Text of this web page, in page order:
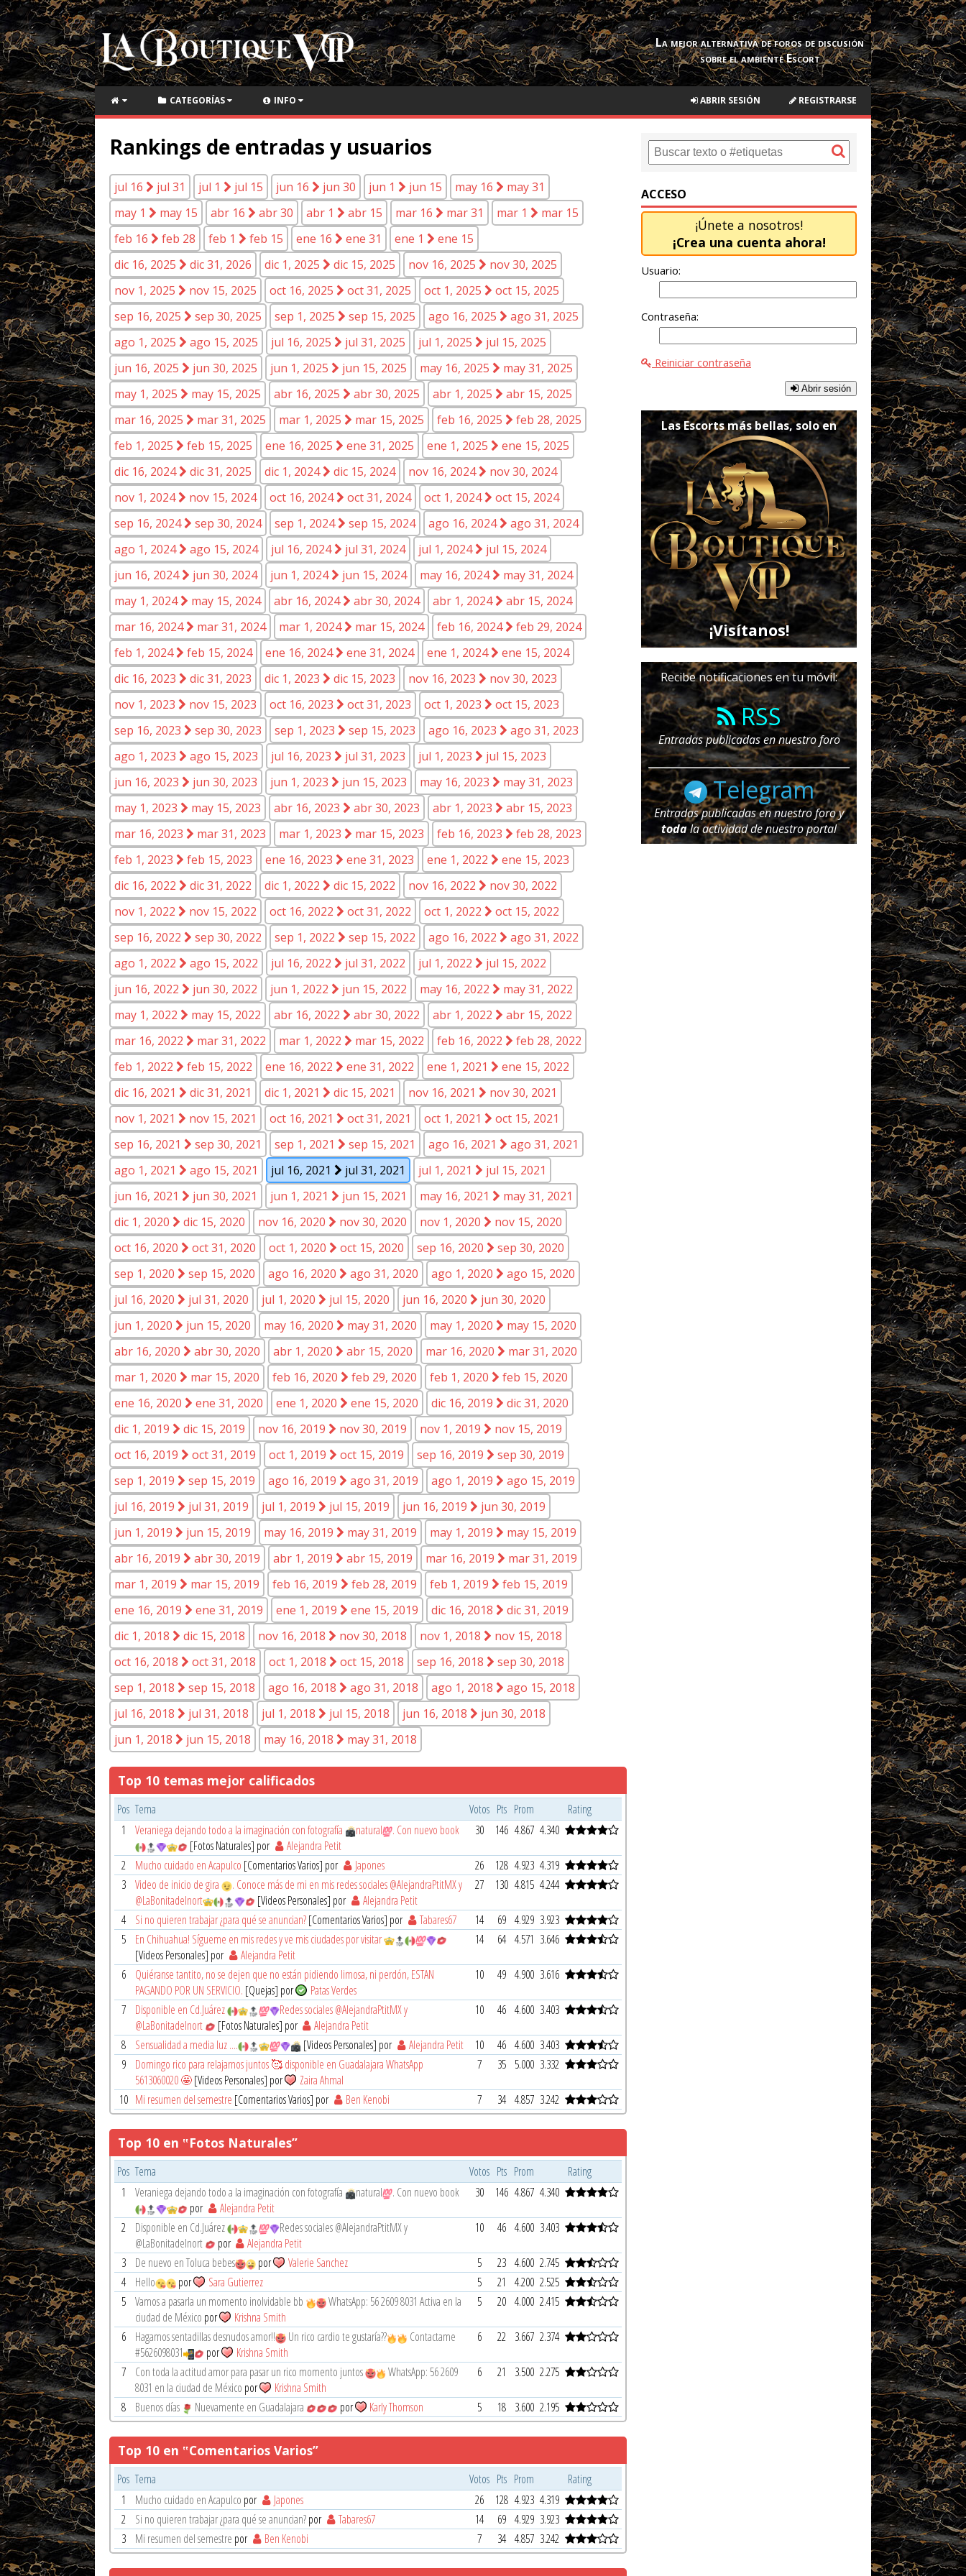
La mejor alternativa de foros de discusión
sobre el ambiente Escort
CATEGORÍAS INFO REGISTRARSE
ABRIR SESIÓN
Rankings de entradas y usuarios
jul 16 jul 31 jul 1 jul 15 jun 16 jun 30 jun 1 jun 15 may 16
may 31
may 1
may 15 abr 16 abr 30 abr 1 abr 15 mar 16 mar 31 mar 1
mar 15
feb 16
feb 28 feb 1 feb 15 ene 16 ene 31 ene 1
ene 15
dic 16, 2025
dic 31, 2026 dic 1, 2025 dic 15, 2025 nov 16, 2025
nov 30, 2025
nov 1, 2025
nov 15, 2025 oct 16, 2025 oct 31, 2025 oct 1, 2025
oct 15, 2025
sep 16, 2025
sep 30, 2025 sep 1, 2025 sep 15, 2025 ago 16, 2025
ago 31, 2025
ago 1, 2025
ago 15, 2025 jul 16, 2025 jul 31, 2025 jul 1, 2025
jul 15, 2025
jun 16, 2025
jun 30, 2025 jun 1, 2025 jun 15, 2025 may 16, 2025
may 31, 2025
may 1, 2025
may 15, 2025 abr 16, 2025 abr 30, 2025 abr 1, 2025
abr 15, 2025
mar 16, 2025
mar 31, 2025 mar 1, 2025 mar 15, 2025 feb 16, 2025
feb 28, 2025
feb 1, 2025
feb 15, 2025 ene 16, 2025 ene 31, 2025 ene 1, 2025
ene 15, 2025
dic 16, 2024
dic 31, 2025 dic 1, 2024 dic 15, 2024 nov 16, 2024
nov 30, 2024
nov 1, 2024
nov 15, 2024 oct 16, 2024 oct 31, 2024 oct 1, 2024
oct 15, 2024
sep 16, 2024
sep 30, 2024 sep 1, 2024 sep 15, 2024 ago 16, 2024
ago 31, 2024
ago 1, 2024
ago 15, 2024 jul 16, 2024 jul 31, 2024 jul 1, 2024
jul 15, 2024
jun 16, 2024
jun 30, 2024 jun 1, 2024 jun 15, 2024 may 16, 2024
may 31, 2024
may 1, 2024
may 15, 2024 abr 16, 2024 abr 30, 2024 abr 1, 2024
abr 15, 2024
mar 16, 2024
mar 31, 2024 mar 1, 2024 mar 15, 2024 feb 16, 2024
feb 29, 2024
feb 1, 2024
feb 15, 2024 ene 16, 2024 ene 31, 2024 ene 1, 2024
ene 15, 2024
dic 16, 2023
dic 31, 2023 dic 1, 2023 dic 15, 2023 nov 16, 2023
nov 30, 2023
nov 1, 2023
nov 15, 2023 oct 16, 2023 oct 31, 2023 oct 1, 2023
oct 15, 2023
sep 16, 2023
sep 30, 2023 sep 1, 2023 sep 15, 2023 ago 16, 2023
ago 31, 2023
ago 1, 2023
ago 15, 2023 jul 16, 2023 jul 31, 2023 jul 1, 2023
jul 15, 2023
jun 16, 2023
jun 30, 2023 jun 1, 2023 jun 15, 2023 may 16, 2023
may 31, 2023
may 1, 2023
may 15, 2023 abr 16, 2023 abr 30, 2023 abr 1, 2023
abr 15, 2023
mar 16, 2023
mar 31, 2023 mar 1, 2023 mar 15, 2023 feb 16, 2023
feb 28, 2023
feb 1, 2023
feb 15, 2023 ene 16, 2023 ene 31, 2023 ene 1, 2022
ene 15, 2023
dic 16, 2022
dic 31, 2022 dic 1, 2022 dic 15, 2022 nov 16, 2022
nov 30, 2022
nov 1, 2022
nov 15, 2022 oct 16, 2022 oct 31, 2022 oct 1, 2022
oct 15, 2022
sep 16, 2022
sep 30, 2022 sep 1, 2022 sep 15, 2022 ago 16, 2022
ago 31, 2022
ago 1, 2022
ago 15, 2022 jul 16, 2022 jul 31, 2022 jul 1, 2022
jul 15, 2022
jun 16, 2022
jun 30, 2022 jun 1, 2022 jun 15, 2022 may 16, 2022
may 31, 2022
may 1, 2022
may 15, 2022 abr 16, 2022 abr 30, 2022 abr 1, 2022
abr 15, 2022
mar 16, 2022
mar 31, 2022 mar 1, 2022 mar 15, 2022 feb 16, 2022
feb 28, 2022
feb 1, 2022
feb 15, 2022 ene 16, 2022 ene 31, 2022 ene 1, 2021
ene 15, 2022
dic 16, 2021
dic 31, 2021 dic 1, 2021 dic 15, 2021 nov 16, 2021
nov 30, 2021
nov 1, 2021
nov 15, 2021 oct 16, 2021 oct 31, 2021 oct 1, 2021
oct 15, 2021
sep 16, 2021
sep 30, 2021 sep 1, 2021 sep 15, 2021 ago 16, 2021
ago 31, 2021
ago 1, 2021
ago 15, 2021 jul 16, 2021 jul 31, 2021 jul 1, 2021
jul 15, 2021
jun 16, 2021
jun 30, 2021 jun 1, 2021 jun 15, 2021 may 16, 2021
may 31, 2021
dic 1, 2020
dic 15, 2020 nov 16, 2020 nov 30, 2020 nov 1, 2020
nov 15, 2020
oct 16, 2020
oct 31, 2020 oct 1, 2020 oct 15, 2020 sep 16, 2020
sep 30, 2020
sep 1, 2020
sep 15, 2020 ago 16, 2020 ago 31, 2020 ago 1, 2020
ago 15, 2020
jul 16, 2020
jul 31, 2020 jul 1, 2020 jul 15, 2020 jun 16, 2020
jun 30, 2020
jun 1, 2020
jun 15, 2020 may 16, 2020 may 31, 2020 may 1, 2020
may 15, 2020
abr 16, 2020
abr 30, 2020 abr 1, 2020 abr 15, 2020 mar 16, 2020
mar 31, 2020
mar 1, 2020
mar 15, 2020 feb 16, 2020 feb 29, 2020 feb 1, 2020
feb 15, 2020
ene 16, 2020
ene 31, 2020 ene 1, 2020 ene 15, 2020 dic 16, 2019
dic 31, 2020
dic 1, 2019
dic 15, 2019 nov 16, 2019 nov 30, 2019 nov 1, 2019
nov 15, 2019
oct 16, 2019
oct 31, 2019 oct 1, 2019 oct 15, 2019 sep 16, 2019
sep 30, 2019
sep 1, 2019
sep 15, 2019 ago 16, 2019 ago 31, 2019 ago 1, 2019
ago 15, 2019
jul 16, 2019
jul 31, 2019 jul 1, 2019 jul 15, 2019 jun 16, 2019
jun 30, 2019
jun 1, 2019
jun 15, 2019 may 16, 2019 may 31, 2019 may 1, 2019
may 15, 2019
abr 16, 2019
abr 30, 2019 abr 1, 2019 abr 15, 2019 mar 16, 2019
mar 31, 2019
mar 1, 2019
mar 15, 2019 feb 16, 2019 feb 28, 2019 feb 1, 2019
feb 15, 2019
ene 16, 2019
ene 31, 2019 ene 1, 2019 ene 15, 2019 dic 16, 2018
dic 31, 2019
dic 1, 2018
dic 15, 2018 nov 16, 2018 nov 30, 2018 nov 1, 2018
nov 15, 2018
oct 16, 2018
oct 31, 2018 oct 1, 2018 oct 15, 2018 sep 16, 2018
sep 30, 2018
sep 1, 2018
sep 15, 2018 ago 16, 2018 ago 31, 2018 ago 1, 2018
ago 15, 2018
jul 16, 2018
jul 31, 2018 jul 1, 2018 jul 15, 2018 jun 16, 2018
jun 30, 2018
jun 1, 2018
jun 15, 2018 may 16, 2018 may 31, 2018
Top 10 temas mejor calificados
Pos Tema Votos Pts Prom
Rating
1
Veraniega dejando todo a la imaginación con fotografía natural
. Con nuevo book
[Fotos Naturales] por
Alejandra Petit
30 146 4.867 4.340
2 Mucho cuidado en Acapulco [Comentarios Varios] por Japones 26 128 4.923 4.319
3
Video de inicio de gira
. Conoce más de mi en mis redes sociales @AlejandraPtitMX y
@LaBonitadelnort
[Videos Personales] por Alejandra Petit
27 130 4.815 4.244
4 Si no quieren trabajar ¿para qué se anuncian?[Comentarios Varios] por Tabares67 14 69 4.929 3.923
5
En Chihuahua! Sígueme en mis redes y ve mis ciudades por visitar
[Videos Personales] por
Alejandra Petit
14 64 4.571 3.646
6
Quiéranse tantito, no se dejen que no están pidiendo limosa, ni perdón, ESTAN
PAGANDO POR UN SERVICIO. [Quejas] por Patas Verdes
10 49 4.900 3.616
7 Disponible en Cd.Juárez
Redes sociales @AlejandraPtitMX y
@LaBonitadelnort
[Fotos Naturales] por Alejandra Petit
10 46 4.600 3.403
8 Sensualidad a media luz .... [Videos Personales] por Alejandra Petit 10 46 4.600 3.403
9
Domingo rico para relajarnos juntos 🥰 disponible en Guadalajara WhatsApp
5613060020 🤩[Videos Personales] por Zaira Ahmal
7 35 5.000 3.332
10 Mi resumen del semestre [Comentarios Varios] por Ben Kenobi 7 34 4.857 3.242
Top 10 en ‟Fotos Naturales”
Pos Tema Votos Pts Prom
Rating
1
Veraniega dejando todo a la imaginación con fotografía natural
. Con nuevo book
por
Alejandra Petit
30 146 4.867 4.340
2 Disponible en Cd.Juárez
Redes sociales @AlejandraPtitMX y
@LaBonitadelnort
por Alejandra Petit
10 46 4.600 3.403
3 De nuevo en Toluca bebes por Valerie Sanchez 5 23 4.600 2.745
4
Hello por Sara Gutierrez 5 21 4.200 2.525
5
Vamos a pasarla un momento inolvidable bb
WhatsApp: 56 2609 8031 Activa en la
ciudad de México por Krishna Smith
5 20 4.000 2.415
6 Hagamos sentadillas desnudos amor!! Un rico cardio te gustaría??
Contactame
#5626098031
por Krishna Smith
6 22 3.667 2.374
7 Con toda la actitud amor para pasar un rico momento juntos
WhatsApp: 56 2609
8031 en la ciudad de México por Krishna Smith
6 21 3.500 2.275
8 Buenos días Nuevamente en Guadalajara por Karly Thomson 5 18 3.600 2.195
Top 10 en ‟Comentarios Varios”
Pos Tema Votos Pts Prom
Rating
1
Mucho cuidado en Acapulco por Japones 26 128 4.923 4.319
2
Si no quieren trabajar ¿para qué se anuncian?por Tabares67 14 69 4.929 3.923
3
Mi resumen del semestre por Ben Kenobi 7 34 4.857 3.242
ACCESO
¡Únete a nosotros!
¡Crea una cuenta ahora!
Usuario:
Contraseña:
Reiniciar contraseña
Abrir sesión
Las Escorts más bellas, solo en
¡Visítanos!
Recibe notificaciones en tu móvil:
RSS
Entradas publicadas en nuestro foro
Telegram
Entradas publicadas en nuestro foro y
todala actividad de nuestro portal